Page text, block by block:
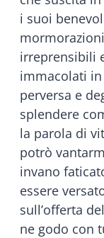
i suoi
irreprensibili
immacolati in
perversa e
splendere
la parola di
potrò
invano
essere
sull’offerta
ne godo con